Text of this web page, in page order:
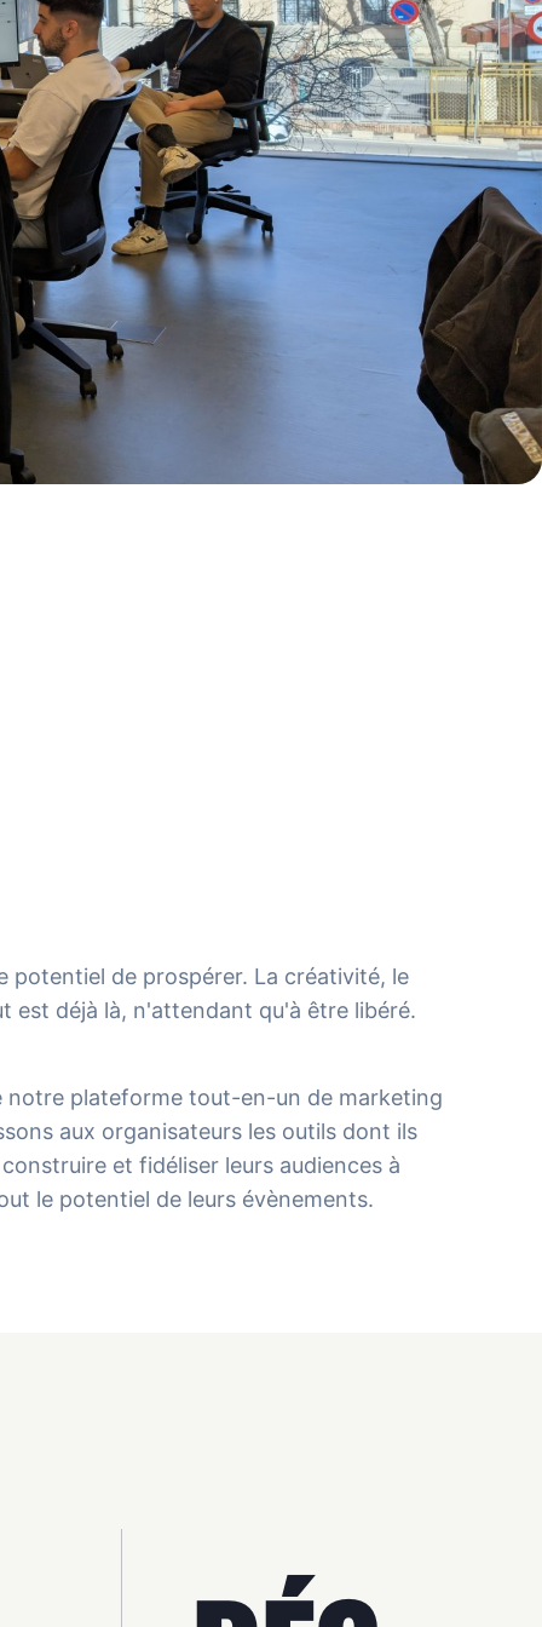
potentiel de prospérer. La créativité, le
est déjà là, n'attendant qu'à être libéré.
notre plateforme tout-en-un de marketing
aux organisateurs les outils dont ils
et fidéliser leurs audiences à
le potentiel de leurs évènements.